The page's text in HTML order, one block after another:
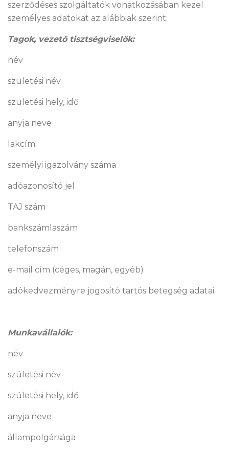
szerződéses szolgáltatók vonatkozásában kezel
személyes adatokat az alábbiak szerint:
Tagok, vezető tisztségviselők:
név
születési név
születési hely, idő
anyja neve
lakcím
személyi igazolvány száma
adóazonosító jel
TAJ szám
bankszámlaszám
telefonszám
e-mail cím (céges, magán, egyéb)
adókedvezményre jogosító tartós betegség adatai
Munkavállalók:
név
születési név
születési hely, idő
anyja neve
állampolgársága